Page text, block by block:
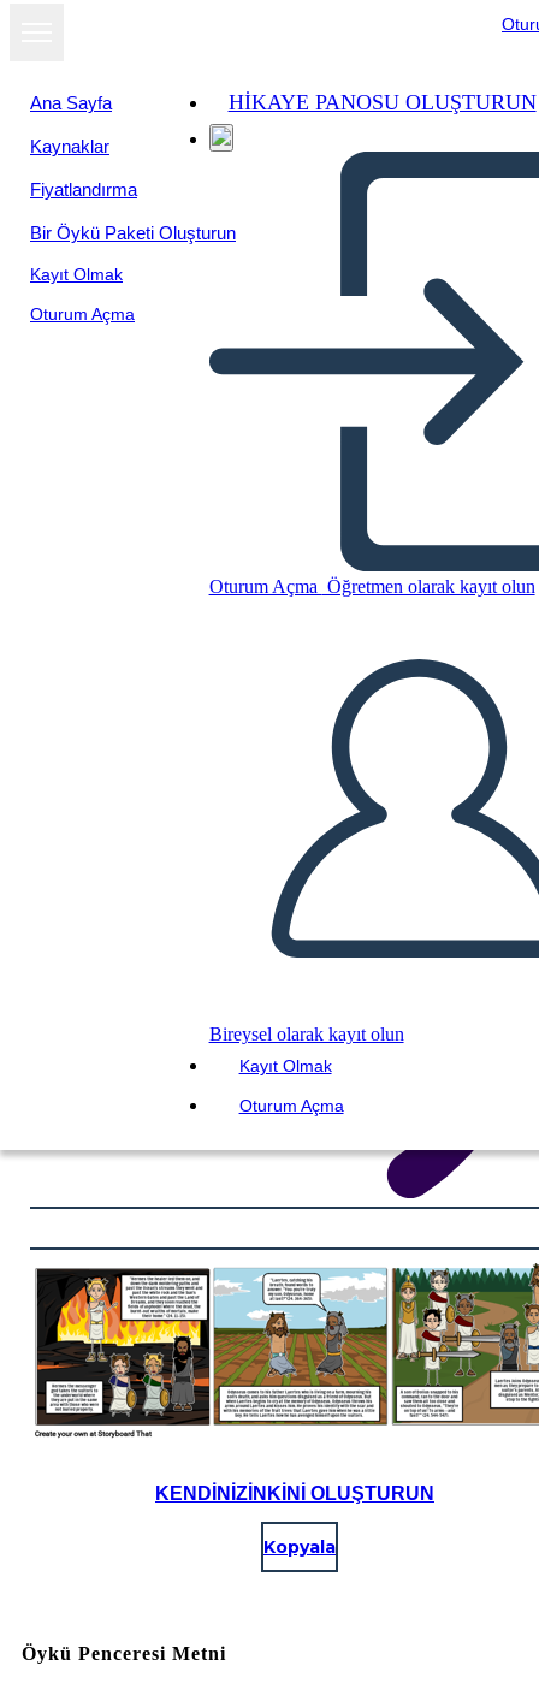
Ana Sayfa
Kaynaklar
Fiyatlandırma
Bir Öykü Paketi Oluşturun
Kayıt Olmak
Oturum Açma
HIKAYE PANOSU OLUŞTURUN
Oturum Açma Öğretmen olarak kayıt olun
Bireysel olarak kayıt olun
Kayıt Olmak
Oturum Açma
Bu Öykü Panosunu kopyala
SLAYT GÖSTERİSİNİ OYNAT
BENİ OKU
Slayt gösterisi
olarak
görüntüle
KENDINIZINKINI OLUŞTURUN
Kopyala
Öykü Penceresi Metni